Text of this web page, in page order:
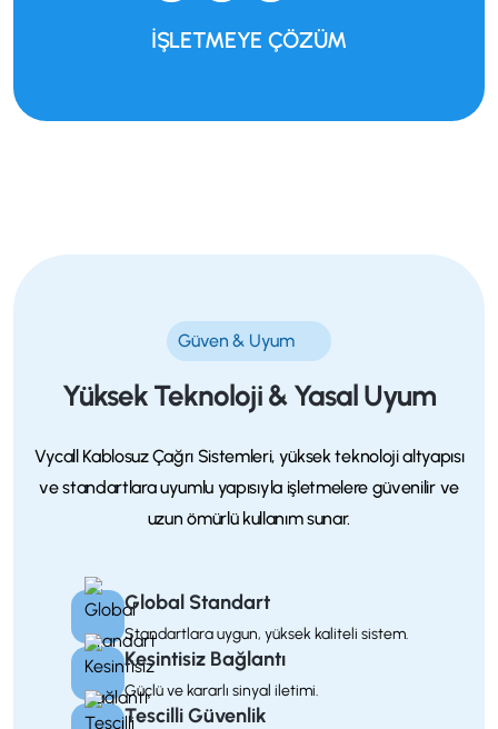
İŞLETMEYE ÇÖZÜM
Güven & Uyum
Yüksek Teknoloji & Yasal Uyum
Vycall Kablosuz Çağrı Sistemleri, yüksek teknoloji altyapısı
ve standartlara uyumlu yapısıyla işletmelere güvenilir ve
uzun ömürlü kullanım sunar.
Global Standart
Standartlara uygun, yüksek kaliteli sistem.
Kesintisiz Bağlantı
Güçlü ve kararlı sinyal iletimi.
Tescilli Güvenlik